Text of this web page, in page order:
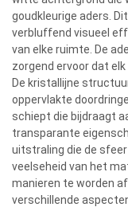
goudkleurige aders.
verbluffend visueel
van elke ruimte. De
zorgend ervoor dat
De kristallijne
oppervlakte
schiept die bijdraagt
transparante
uitstraling die de
veelseheid van het
manieren te worden
verschillende